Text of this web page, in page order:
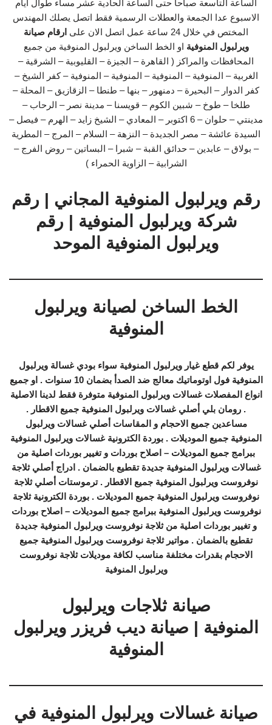
الساعة التاسعة صباحا حتى الساعة الحادية عشر مساء طوال ايام
الاسبوع عدا الجمعة والعطلات الرسمية فقط اتصل يصلك المهندس
المختص في خلال 24 ساعة عمل اتصل الان على
ارقام صيانة
ويرلبول المنوفية او الخط الساخن ويرلبول المنوفية من جميع
المحافظات والمراكز ( القاهرة – الجيزة – القليوبية – الشرقية –
الغربية – المنوفية – المنوفية – المنوفية – المنوفية – كفر الشيخ –
كفر الدوار – البحيرة – دمنهور – بنها – طنطا – الزقازيق – المحلة –
طلخا – طوخ – شبين الكوم – قويسنا – مدينة نصر – الرحاب –
مدينتي – حلوان – 6 اكتوبر – المعادي – الشيخ زايد – الهرم – فيصل –
السيدة عائشة – مصر الجديدة – النزهة – السلام – المرج – المطرية
– بولاق – عابدين – حدائق القبة – شبرا – البساتين – روض الفرج –
الشرابية – الزاوية الحمراء )
رقم ويرلبول المنوفية المجاني | رقم
شركة ويرلبول المنوفية | رقم
ويرلبول المنوفية الموحد
الخط الساخن لصيانة ويرلبول
المنوفية
يوفر لكم قطع غيار ويرلبول المنوفية سواء بودي غسالة ويرلبول
المنوفية فول اوتوماتيك معالج ضد الصدأ بضمان 10 سنوات . او جميع
انواع المفصلات غسالات ويرلبول المنوفية متوفرة فقط لدينا الاصلية
. رومان بلي أصلي غسالات ويرلبول المنوفية جميع الاقطار .
مساعدين جميع الاحجام و المقاسات أصلي غسالات ويرلبول
المنوفية جميع الموديلات . بوردة الكترونية غسالات ويرلبول المنوفية
ببرامج جميع الموديلات – اصلاح بوردات و تغيير بوردات اصلية من
غسالات ويرلبول المنوفية جديدة تقطيع بالضمان . ادراج أصلي ثلاجة
نوفروست ويرلبول المنوفية جميع الاقطار . ترموستات أصلي ثلاجة
نوفروست ويرلبول المنوفية جميع الموديلات . بوردة الكترونية ثلاجة
نوفروست ويرلبول المنوفية ببرامج جميع الموديلات – اصلاح بوردات
و تغيير بوردات اصلية من ثلاجة نوفروست ويرلبول المنوفية جديدة
تقطيع بالضمان . مواتير ثلاجة نوفروست ويرلبول المنوفية جميع
الاحجام بقدرات مختلفة مناسب لكافة موديلات ثلاجة نوفروست
ويرلبول المنوفية
صيانة ثلاجات ويرلبول
المنوفية | صيانة ديب فريزر ويرلبول
المنوفية
صيانة غسالات ويرلبول المنوفية في